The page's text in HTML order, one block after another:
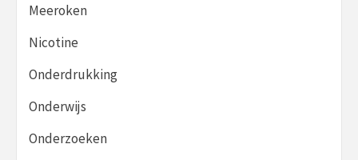
Meeroken
Nicotine
Onderdrukking
Onderwijs
Onderzoeken